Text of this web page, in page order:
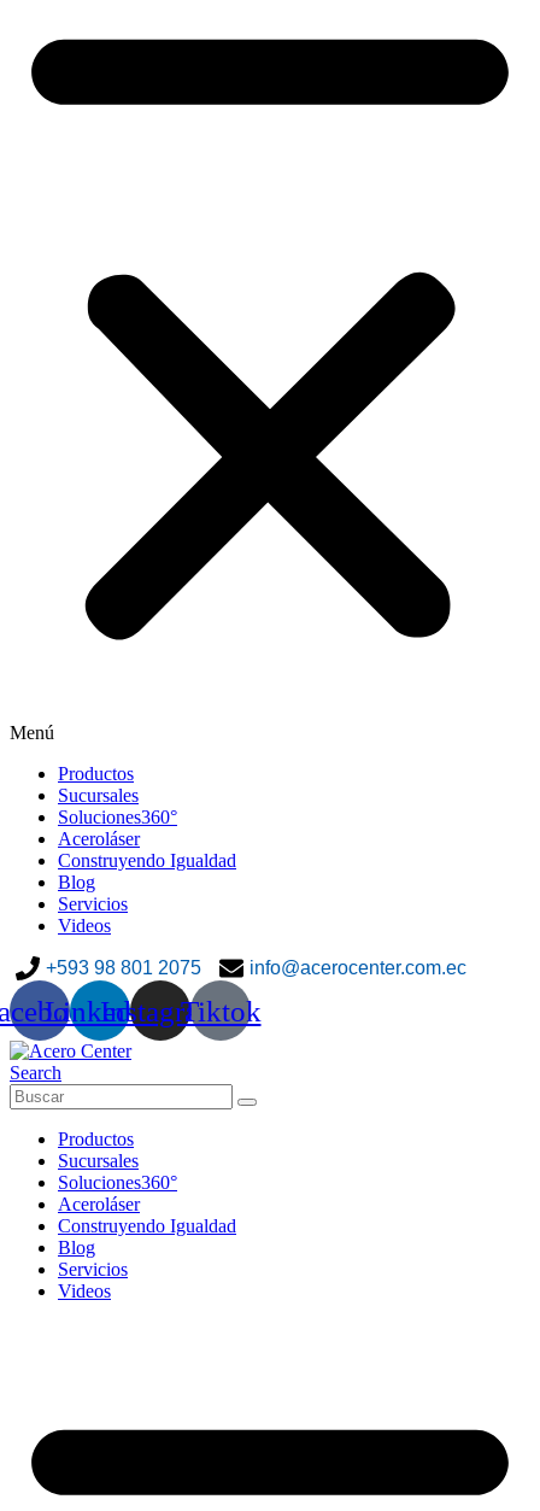
Menú
Productos
Sucursales
Soluciones360°
Aceroláser
Construyendo Igualdad
Blog
Servicios
Videos
+593 98 801 2075 info@acerocenter.com.ec
LinkedinInstagramTiktok
Search
Productos
Sucursales
Soluciones360°
Aceroláser
Construyendo Igualdad
Blog
Servicios
Videos